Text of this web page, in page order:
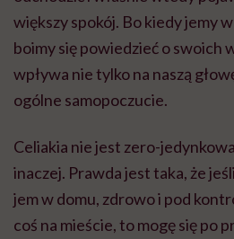
większy spokój. Bo kiedy jemy
boimy się powiedzieć o swoich
wpływa nie tylko na naszą
ogólne samopoczucie.
Celiakia nie jest zero-
inaczej. Prawda jest taka, że
jem w domu, zdrowo i pod
coś na mieście, to mogę się po